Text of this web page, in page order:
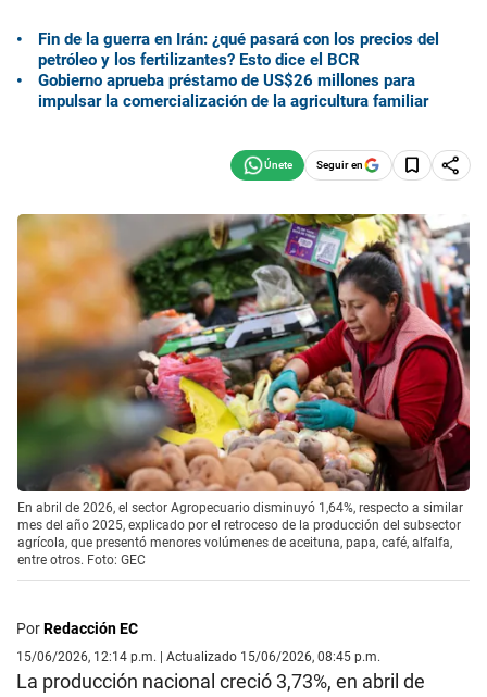
Fin de la guerra en Irán: ¿qué pasará con los precios del
petróleo y los fertilizantes? Esto dice el BCR
Gobierno aprueba préstamo de US$26 millones para
impulsar la comercialización de la agricultura familiar
Seguir en
En abril de 2026, el sector Agropecuario disminuyó 1,64%, respecto a similar
mes del año 2025, explicado por el retroceso de la producción del subsector
agrícola, que presentó menores volúmenes de aceituna, papa, café, alfalfa,
entre otros. Foto: GEC
PorRedacción EC
15/06/2026, 12:14 p.m. | Actualizado 15/06/2026, 08:45 p.m.
La producción nacional creció 3,73%, en abril de